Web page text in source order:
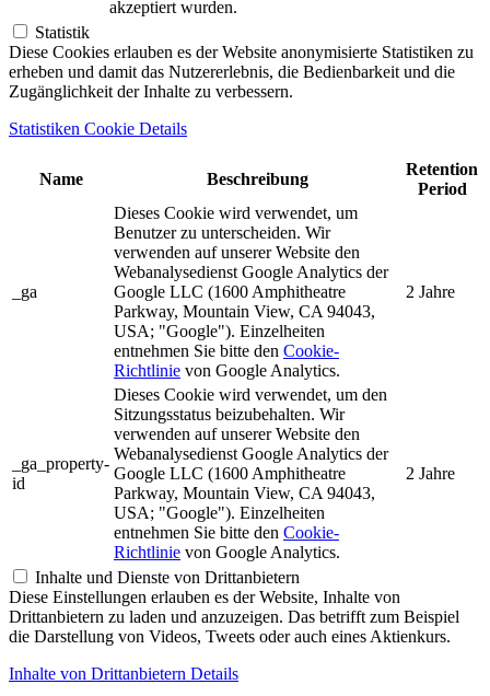
akzeptiert wurden.
Statistik
Diese Cookies erlauben es der Website anonymisierte Statistiken zu
erheben und damit das Nutzererlebnis, die Bedienbarkeit und die
Zugänglichkeit der Inhalte zu verbessern.
Statistiken Cookie Details
Name Beschreibung
Retention
Period
_ga
Dieses Cookie wird verwendet, um
Benutzer zu unterscheiden. Wir
verwenden auf unserer Website den
Webanalysedienst Google Analytics der
Google LLC (1600 Amphitheatre
Parkway, Mountain View, CA 94043,
USA; "Google"). Einzelheiten
entnehmen Sie bitte den Cookie-
Richtlinie von Google Analytics.
2 Jahre
_ga_property-
id
Dieses Cookie wird verwendet, um den
Sitzungsstatus beizubehalten. Wir
verwenden auf unserer Website den
Webanalysedienst Google Analytics der
Google LLC (1600 Amphitheatre
Parkway, Mountain View, CA 94043,
USA; "Google"). Einzelheiten
entnehmen Sie bitte den Cookie-
Richtlinie von Google Analytics.
2 Jahre
Inhalte und Dienste von Drittanbietern
Diese Einstellungen erlauben es der Website, Inhalte von
Drittanbietern zu laden und anzuzeigen. Das betrifft zum Beispiel
die Darstellung von Videos, Tweets oder auch eines Aktienkurs.
Inhalte von Drittanbietern Details